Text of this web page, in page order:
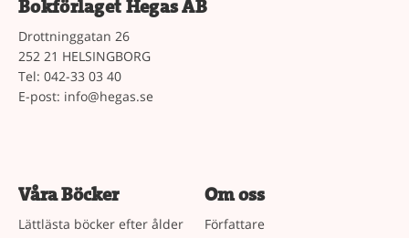
Bokförlaget Hegas AB
Drottninggatan 26
252 21 HELSINGBORG
Tel: 042-33 03 40
E-post: info@hegas.se
Våra Böcker
Lättlästa böcker efter ålder
Om oss
Författare